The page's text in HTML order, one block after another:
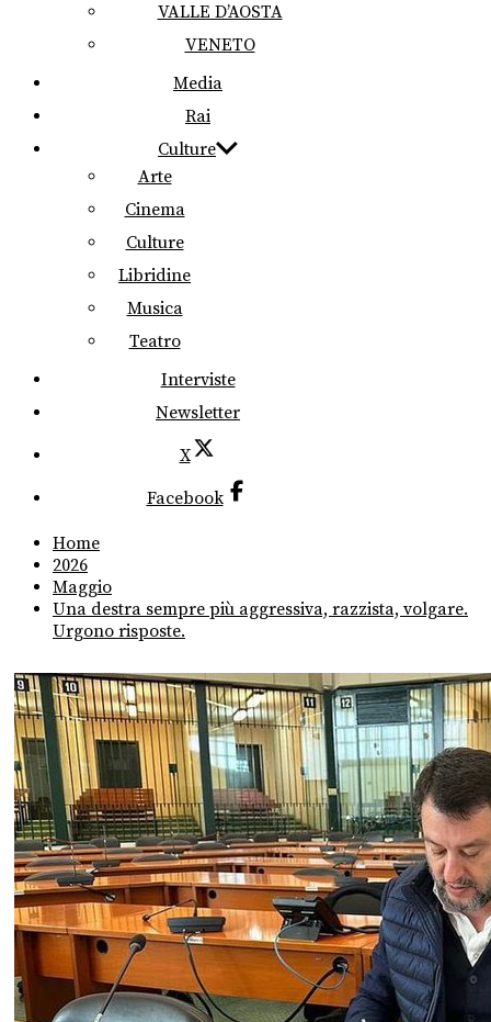
VALLE D’AOSTA
VENETO
Media
Rai
Culture
Arte
Cinema
Culture
Libridine
Musica
Teatro
Interviste
Newsletter
X
Facebook
Home
2026
Maggio
Una destra sempre più aggressiva, razzista, volgare.
Urgono risposte.